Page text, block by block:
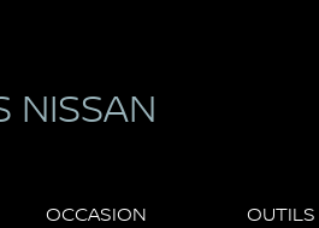
OCCASION OUTILS